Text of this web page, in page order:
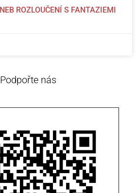
ROZLOUČENÍ S FANTAZIEMI
Podpořte nás